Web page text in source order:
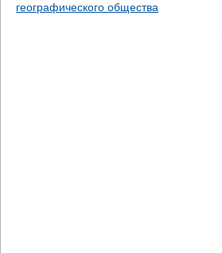
географического общества